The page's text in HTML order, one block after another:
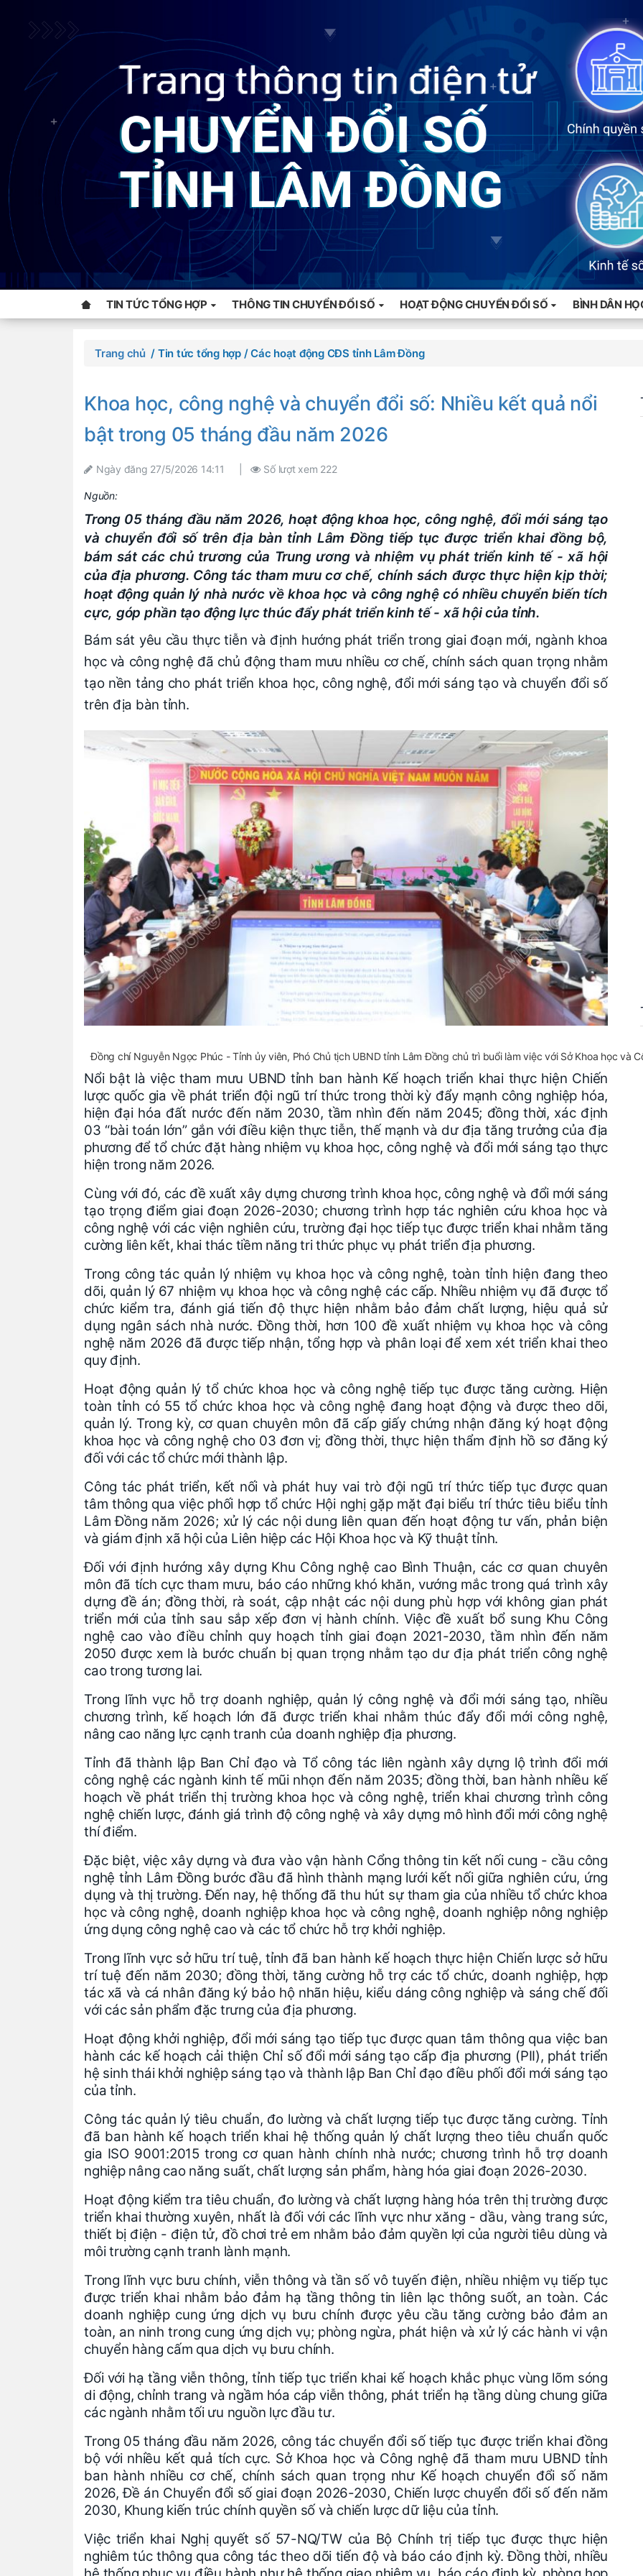
TIN TỨC TỔNG HỢP THÔNG TIN CHUYỂN ĐỔI SỐ HOẠT ĐỘNG CHUYỂN ĐỔI SỐ BÌNH DÂN
Trang chủ / Tin tức tổng hợp/ Các hoạt động CĐS tỉnh Lâm Đồng
Khoa học, công nghệ và chuyển đổi số: Nhiều kết quả nổi
bật trong 05 tháng đầu năm 2026
Ngày đăng 27/5/2026 14:11 Số lượt xem 222
Nguồn:
Trong 05 tháng đầu năm 2026, hoạt động khoa học, công nghệ, đổi mới sáng tạo
và chuyển đổi số trên địa bàn tỉnh Lâm Đồng tiếp tục được triển khai đồng bộ,
bám sát các chủ trương của Trung ương và nhiệm vụ phát triển kinh tế - xã hội
của địa phương. Công tác tham mưu cơ chế, chính sách được thực hiện kịp thời;
hoạt động quản lý nhà nước về khoa học và công nghệ có nhiều chuyển biến tích
cực, góp phần tạo động lực thúc đẩy phát triển kinh tế - xã hội của tỉnh.
Bám sát yêu cầu thực tiễn và định hướng phát triển trong giai đoạn mới, ngành khoa
học và công nghệ đã chủ động tham mưu nhiều cơ chế, chính sách quan trọng nhằm
tạo nền tảng cho phát triển khoa học, công nghệ, đổi mới sáng tạo và chuyển đổi số
trên địa bàn tỉnh.
Đồng chí Nguyễn Ngọc Phúc - Tỉnh ủy viên, Phó Chủ tịch UBND tỉnh Lâm Đồng chủ trì buổi làm việc với Sở Khoa học và
Nổi bật là việc tham mưu UBND tỉnh ban hành Kế hoạch triển khai thực hiện Chiến
lược quốc gia về phát triển đội ngũ trí thức trong thời kỳ đẩy mạnh công nghiệp hóa,
hiện đại hóa đất nước đến năm 2030, tầm nhìn đến năm 2045; đồng thời, xác định
03 “bài toán lớn” gắn với điều kiện thực tiễn, thế mạnh và dư địa tăng trưởng của địa
phương để tổ chức đặt hàng nhiệm vụ khoa học, công nghệ và đổi mới sáng tạo thực
hiện trong năm 2026.
Cùng với đó, các đề xuất xây dựng chương trình khoa học, công nghệ và đổi mới sáng
tạo trọng điểm giai đoạn 2026-2030; chương trình hợp tác nghiên cứu khoa học và
công nghệ với các viện nghiên cứu, trường đại học tiếp tục được triển khai nhằm tăng
cường liên kết, khai thác tiềm năng tri thức phục vụ phát triển địa phương.
Trong công tác quản lý nhiệm vụ khoa học và công nghệ, toàn tỉnh hiện đang theo
dõi, quản lý 67 nhiệm vụ khoa học và công nghệ các cấp. Nhiều nhiệm vụ đã được tổ
chức kiểm tra, đánh giá tiến độ thực hiện nhằm bảo đảm chất lượng, hiệu quả sử
dụng ngân sách nhà nước. Đồng thời, hơn 100 đề xuất nhiệm vụ khoa học và công
nghệ năm 2026 đã được tiếp nhận, tổng hợp và phân loại để xem xét triển khai theo
quy định.
Hoạt động quản lý tổ chức khoa học và công nghệ tiếp tục được tăng cường. Hiện
toàn tỉnh có 55 tổ chức khoa học và công nghệ đang hoạt động và được theo dõi,
quản lý. Trong kỳ, cơ quan chuyên môn đã cấp giấy chứng nhận đăng ký hoạt động
khoa học và công nghệ cho 03 đơn vị; đồng thời, thực hiện thẩm định hồ sơ đăng ký
đối với các tổ chức mới thành lập.
Công tác phát triển, kết nối và phát huy vai trò đội ngũ trí thức tiếp tục được quan
tâm thông qua việc phối hợp tổ chức Hội nghị gặp mặt đại biểu trí thức tiêu biểu tỉnh
Lâm Đồng năm 2026; xử lý các nội dung liên quan đến hoạt động tư vấn, phản biện
và giám định xã hội của Liên hiệp các Hội Khoa học và Kỹ thuật tỉnh.
Đối với định hướng xây dựng Khu Công nghệ cao Bình Thuận, các cơ quan chuyên
môn đã tích cực tham mưu, báo cáo những khó khăn, vướng mắc trong quá trình xây
dựng đề án; đồng thời, rà soát, cập nhật các nội dung phù hợp với không gian phát
triển mới của tỉnh sau sắp xếp đơn vị hành chính. Việc đề xuất bổ sung Khu Công
nghệ cao vào điều chỉnh quy hoạch tỉnh giai đoạn 2021-2030, tầm nhìn đến năm
2050 được xem là bước chuẩn bị quan trọng nhằm tạo dư địa phát triển công nghệ
cao trong tương lai.
Trong lĩnh vực hỗ trợ doanh nghiệp, quản lý công nghệ và đổi mới sáng tạo, nhiều
chương trình, kế hoạch lớn đã được triển khai nhằm thúc đẩy đổi mới công nghệ,
nâng cao năng lực cạnh tranh của doanh nghiệp địa phương.
Tỉnh đã thành lập Ban Chỉ đạo và Tổ công tác liên ngành xây dựng lộ trình đổi mới
công nghệ các ngành kinh tế mũi nhọn đến năm 2035; đồng thời, ban hành nhiều kế
hoạch về phát triển thị trường khoa học và công nghệ, triển khai chương trình công
nghệ chiến lược, đánh giá trình độ công nghệ và xây dựng mô hình đổi mới công nghệ
thí điểm.
Đặc biệt, việc xây dựng và đưa vào vận hành Cổng thông tin kết nối cung - cầu công
nghệ tỉnh Lâm Đồng bước đầu đã hình thành mạng lưới kết nối giữa nghiên cứu, ứng
dụng và thị trường. Đến nay, hệ thống đã thu hút sự tham gia của nhiều tổ chức khoa
học và công nghệ, doanh nghiệp khoa học và công nghệ, doanh nghiệp nông nghiệp
ứng dụng công nghệ cao và các tổ chức hỗ trợ khởi nghiệp.
Trong lĩnh vực sở hữu trí tuệ, tỉnh đã ban hành kế hoạch thực hiện Chiến lược sở hữu
trí tuệ đến năm 2030; đồng thời, tăng cường hỗ trợ các tổ chức, doanh nghiệp, hợp
tác xã và cá nhân đăng ký bảo hộ nhãn hiệu, kiểu dáng công nghiệp và sáng chế đối
với các sản phẩm đặc trưng của địa phương.
Hoạt động khởi nghiệp, đổi mới sáng tạo tiếp tục được quan tâm thông qua việc ban
hành các kế hoạch cải thiện Chỉ số đổi mới sáng tạo cấp địa phương (PII), phát triển
hệ sinh thái khởi nghiệp sáng tạo và thành lập Ban Chỉ đạo điều phối đổi mới sáng tạo
của tỉnh.
Công tác quản lý tiêu chuẩn, đo lường và chất lượng tiếp tục được tăng cường. Tỉnh
đã ban hành kế hoạch triển khai hệ thống quản lý chất lượng theo tiêu chuẩn quốc
gia ISO 9001:2015 trong cơ quan hành chính nhà nước; chương trình hỗ trợ doanh
nghiệp nâng cao năng suất, chất lượng sản phẩm, hàng hóa giai đoạn 2026-2030.
Hoạt động kiểm tra tiêu chuẩn, đo lường và chất lượng hàng hóa trên thị trường được
triển khai thường xuyên, nhất là đối với các lĩnh vực như xăng - dầu, vàng trang sức,
thiết bị điện - điện tử, đồ chơi trẻ em nhằm bảo đảm quyền lợi của người tiêu dùng và
môi trường cạnh tranh lành mạnh.
Trong lĩnh vực bưu chính, viễn thông và tần số vô tuyến điện, nhiều nhiệm vụ tiếp tục
được triển khai nhằm bảo đảm hạ tầng thông tin liên lạc thông suốt, an toàn. Các
doanh nghiệp cung ứng dịch vụ bưu chính được yêu cầu tăng cường bảo đảm an
toàn, an ninh trong cung ứng dịch vụ; phòng ngừa, phát hiện và xử lý các hành vi vận
chuyển hàng cấm qua dịch vụ bưu chính.
Đối với hạ tầng viễn thông, tỉnh tiếp tục triển khai kế hoạch khắc phục vùng lõm sóng
di động, chỉnh trang và ngầm hóa cáp viễn thông, phát triển hạ tầng dùng chung giữa
các ngành nhằm tối ưu nguồn lực đầu tư.
Trong 05 tháng đầu năm 2026, công tác chuyển đổi số tiếp tục được triển khai đồng
bộ với nhiều kết quả tích cực. Sở Khoa học và Công nghệ đã tham mưu UBND tỉnh
ban hành nhiều cơ chế, chính sách quan trọng như Kế hoạch chuyển đổi số năm
2026, Đề án Chuyển đổi số giai đoạn 2026-2030, Chiến lược chuyển đổi số đến năm
2030, Khung kiến trúc chính quyền số và chiến lược dữ liệu của tỉnh.
Việc triển khai Nghị quyết số 57-NQ/TW của Bộ Chính trị tiếp tục được thực hiện
nghiêm túc thông qua công tác theo dõi tiến độ và báo cáo định kỳ. Đồng thời, nhiều